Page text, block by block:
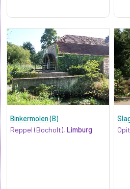
Binkermolen (B)
Reppel (Bocholt), Limburg